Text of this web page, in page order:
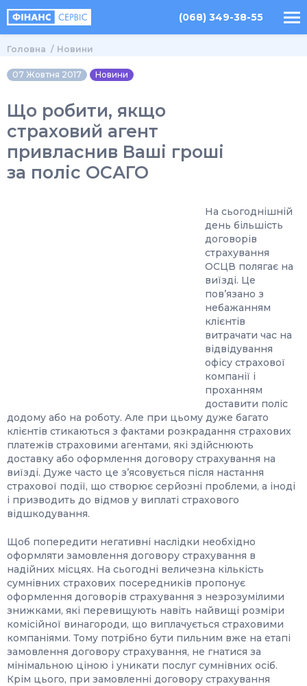
(068) 349-38-55
Головна Новини
07 Жовтня 2017 Новини
Що робити, якщо
страховий агент
привласнив Ваші гроші
за поліс ОСАГО
На сьогоднішній
день більшість
договорів
страхування
ОСЦВ полягає на
виїзді. Це
пов’язано з
небажанням
клієнтів
витрачати час на
відвідування
офісу страхової
компанії і
проханням
доставити поліс
додому або на роботу. Але при цьому дуже багато
клієнтів стикаються з фактами розкрадання страхових
платежів страховими агентами, які здійснюють
доставку або оформлення договору страхування на
виїзді. Дуже часто це з’ясовується після настання
страхової події, що створює серйозні проблеми, а іноді
і призводить до відмов у виплаті страхового
відшкодування.
Щоб попередити негативні наслідки необхідно
оформляти замовлення договору страхування в
надійних місцях. На сьогодні величезна кількість
сумнівних страхових посередників пропонує
оформлення договорів страхування з незрозумілими
знижками, які перевищують навіть найвищі розміри
комісійної винагороди, що виплачується страховими
компаніями. Тому потрібно бути пильним вже на етапі
замовлення договору страхування, не гнатися за
мінімальною ціною і уникати послуг сумнівних осіб.
Крім цього, при замовленні договору страхування